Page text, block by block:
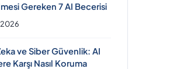
Gereken 7 AI Becerisi
2026
ve Siber Güvenlik: AI
Karşı Nasıl Koruma